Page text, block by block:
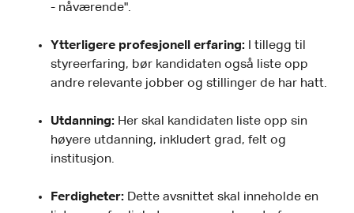
- nåværende".
Ytterligere profesjonell erfaring:
I tillegg til
styreerfaring, bør kandidaten også liste opp
andre relevante jobber og stillinger de har hatt.
Utdanning: Her skal kandidaten liste opp sin
høyere utdanning, inkludert grad, felt og
institusjon.
Ferdigheter: Dette avsnittet skal inneholde en